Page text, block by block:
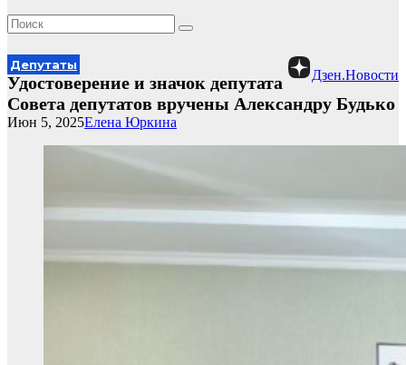
Дзен.Новости
Депутаты
Удостоверение и значок депутата
Совета депутатов вручены Александру Будько
Елена Юркина
Июн 5, 2025